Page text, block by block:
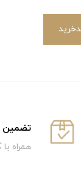
تضمین
همراه با